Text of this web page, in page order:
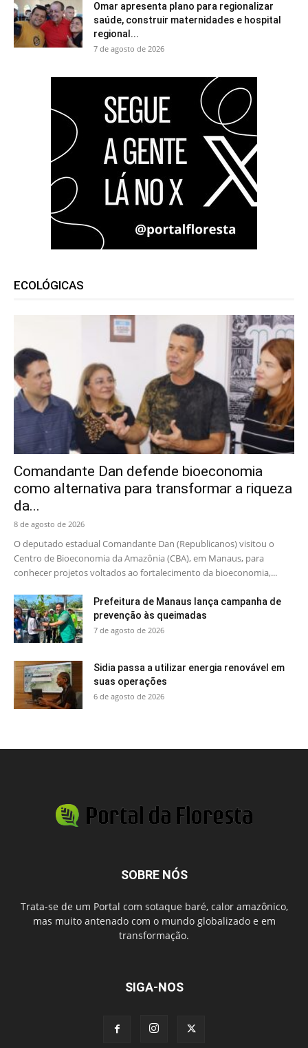
Omar apresenta plano para regionalizar
saúde, construir maternidades e hospital
regional...
7 de agosto de 2026
ECOLÓGICAS
Comandante Dan defende bioeconomia
como alternativa para transformar a riqueza
da...
8 de agosto de 2026
O deputado estadual Comandante Dan (Republicanos) visitou o
Centro de Bioeconomia da Amazônia (CBA), em Manaus, para
conhecer projetos voltados ao fortalecimento da bioeconomia,...
Prefeitura de Manaus lança campanha de
prevenção às queimadas
7 de agosto de 2026
Sidia passa a utilizar energia renovável em
suas operações
6 de agosto de 2026
SOBRE NÓS
Trata-se de um Portal com sotaque baré, calor amazônico,
mas muito antenado com o mundo globalizado e em
transformação.
SIGA-NOS